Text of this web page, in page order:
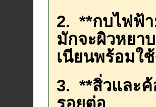
2. **กบไฟฟ้า
มักจะผิวหยา
เนียนพร้อมใ
3. **สิ่วและค้
รอยต่อ